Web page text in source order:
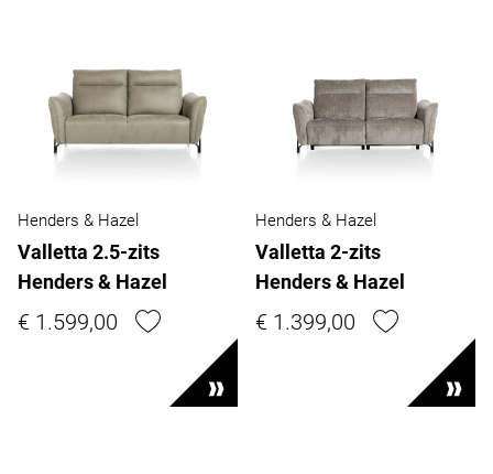
Henders & Hazel
Valletta 2.5-zits
Henders & Hazel
€ 1.599,00
Henders & Hazel
Valletta 2-zits
Henders & Hazel
€ 1.399,00